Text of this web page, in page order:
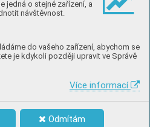
jedná o stejné zařízení, a
návštěvnost.
do vašeho zařízení, abychom se
je kdykoli později upravit ve Správě
Více informací
Odmítám